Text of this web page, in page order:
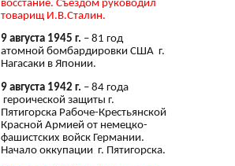
восстание. Съездом руководил
товарищ И.В.Сталин.
9 августа 1945 г. – 81 год
атомной бомбардировки США г.
Нагасаки в Японии.
9 августа 1942 г. – 84 года
героической защиты г.
Пятигорска Рабоче-Крестьянской
Красной Армией от немецко-
фашистских войск Германии.
Начало оккупации г. Пятигорска.